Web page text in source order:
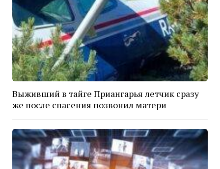
Выживший в тайге Приангарья летчик сразу
же после спасения позвонил матери